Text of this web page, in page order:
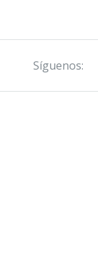
Síguenos: